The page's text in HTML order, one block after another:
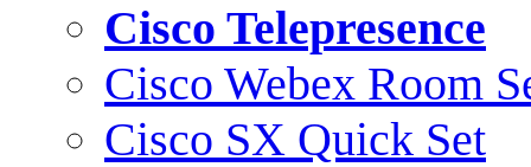
Cisco Telepresence
Cisco Webex Room
Cisco SX Quick Set